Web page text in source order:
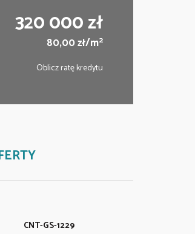
320 000 zł
80,00 zł/m2
Oblicz ratę kredytu
CNT-GS-1229